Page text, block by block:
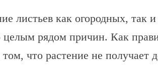
листьев как огородных, так
рядом причин. Как
что растение не получает